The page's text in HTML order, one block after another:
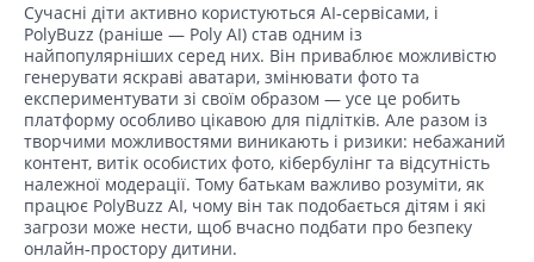
Сучасні діти активно користуються AI‑сервісами, і
PolyBuzz (раніше — Poly AI) став одним із
найпопулярніших серед них. Він приваблює можливістю
генерувати яскраві аватари, змінювати фото та
експериментувати зі своїм образом — усе це робить
платформу особливо цікавою для підлітків. Але разом із
творчими можливостями виникають і ризики: небажаний
контент, витік особистих фото, кібербулінг та відсутність
належної модерації. Тому батькам важливо розуміти, як
працює PolyBuzz AI, чому він так подобається дітям і які
загрози може нести, щоб вчасно подбати про безпеку
онлайн‑простору дитини.